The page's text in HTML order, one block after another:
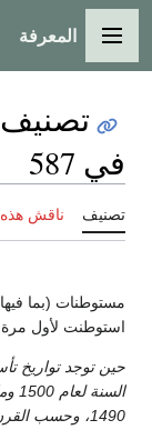
القائمة الرئيسية
المعرفة
تصنيف
في 587
تصنيف ناقش
مستوطنات (بما
استوطنت لأول مرة
حين توجد تواريخ